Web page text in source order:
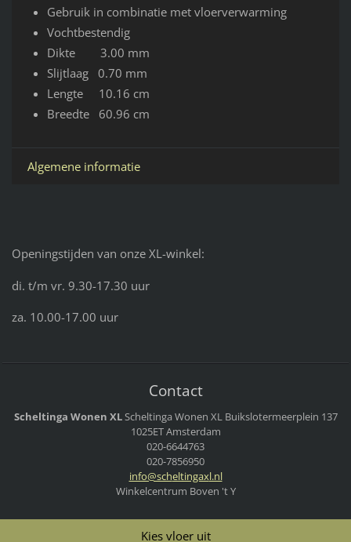
Gebruik in combinatie met vloerverwarming
Vochtbestendig
Dikte 3.00 mm
Slijtlaag 0.70 mm
Lengte 10.16 cm
Breedte 60.96 cm
Algemene informatie
Openingstijden van onze XL-winkel:
di. t/m vr. 9.30-17.30 uur
za. 10.00-17.00 uur
Contact
Scheltinga Wonen XLScheltinga Wonen XLBuikslotermeerplein 137
1025ET Amsterdam
020-6644763
020-7856950
info@scheltingaxl.nl
Winkelcentrum Boven 't Y
Kies vloer uit